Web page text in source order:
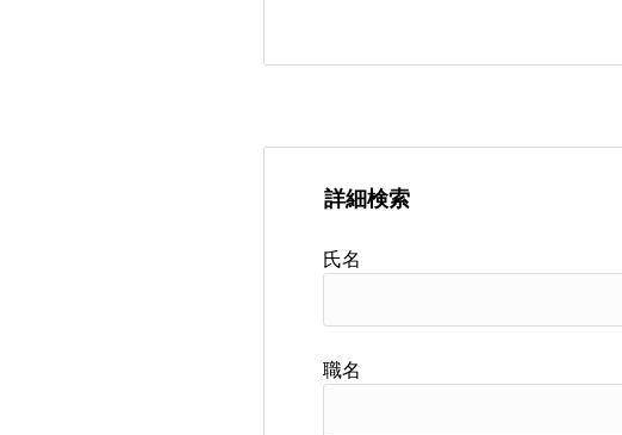
詳細検索
氏名
職名